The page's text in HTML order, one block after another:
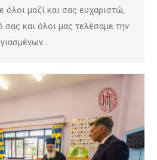
όλοι μαζί και σας ευχαριστώ,
σας και όλοι μας τελέσαμε την